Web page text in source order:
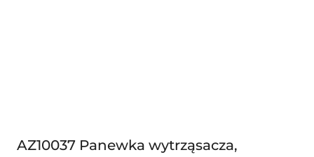
AZ10037 Panewka wytrząsacza,